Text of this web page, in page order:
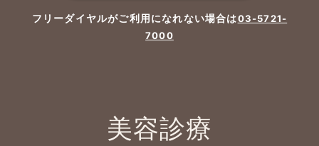
フリーダイヤルがご利用になれない場合は03-5721-
7000
美容診療